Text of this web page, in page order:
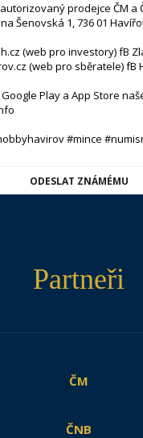
prodejce ČM a
Šenovská 1, 736 01
(web pro investory) fB
(web pro sběratele) fB
Play a App Store
#mince
ODESLAT ZNÁMÉMU
Partneři
ČM
ČNB